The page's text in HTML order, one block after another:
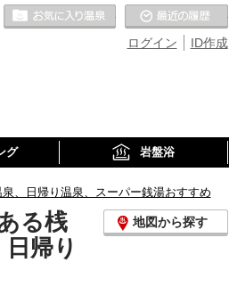
ID作成
ログイン
お気に入りの温泉
グ 岩盤浴
、日帰り温泉、スーパー銭湯おすすめ
る桟
帰り
地図から探す